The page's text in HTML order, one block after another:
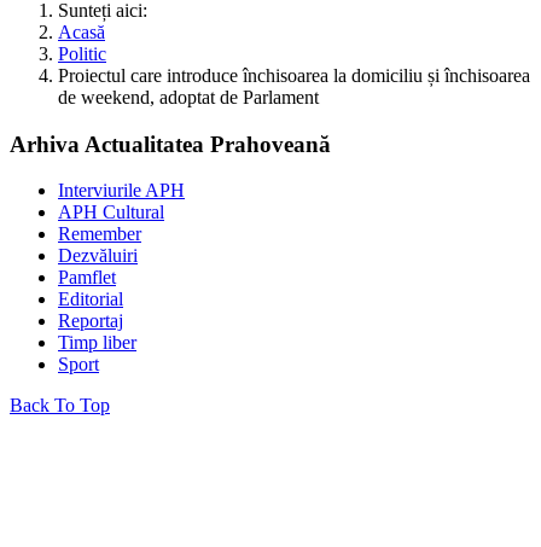
Sunteți aici:
Acasă
Politic
Proiectul care introduce închisoarea la domiciliu și închisoarea
de weekend, adoptat de Parlament
Arhiva Actualitatea Prahoveană
Interviurile APH
APH Cultural
Remember
Dezvăluiri
Pamflet
Editorial
Reportaj
Timp liber
Sport
Back To Top